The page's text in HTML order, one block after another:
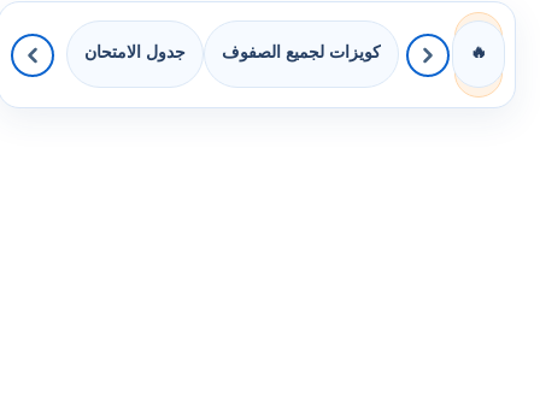
🔥 كويزات لجميع الصفوف جدول الامتحان